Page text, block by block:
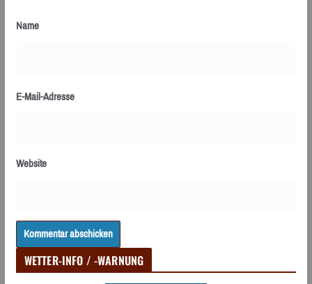
Name
E-Mail-Adresse
Website
WETTER-INFO / -WARNUNG